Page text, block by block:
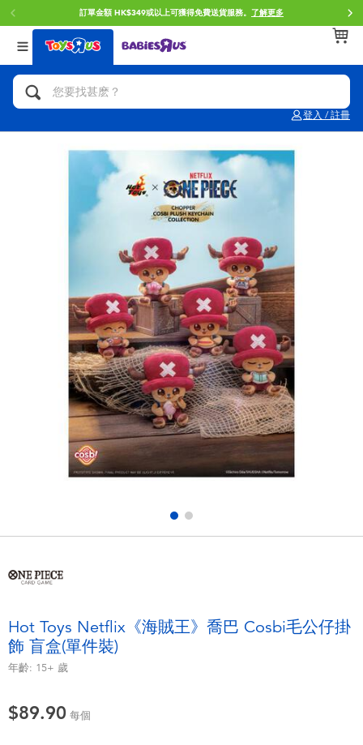
訂單金額 HK$349或以上可獲得免費送貨服務。 了解更多
登入 / 註冊
返回
分類目錄
人氣英雄,角色扮演,射擊玩具
拼砌組合及樂高LEGO
玩具車,貨車,火車及遙控系列
手工藝,文具,蠟筆,泥膠,畫板
娃娃, 芭比,收藏公仔
電子玩具
遊戲及拼圖系列
益智學習玩具
毛毛公仔玩具
返回
品牌
Brunch Brother 早午餐兄弟
Spider-Man蜘蛛俠
Mini Brands
Play-Doh培樂多
Pokemon寶可夢
playpop
LEGO樂高
LeapFrog跳跳蛙
返回
年齢
0~2歳
8~11歳
14歳以上
Hot Toys Netflix《海賊王》喬巴 Cosbi毛公仔掛
飾 盲盒(單件裝)
年齡: 15+ 歲
$89.90 每個